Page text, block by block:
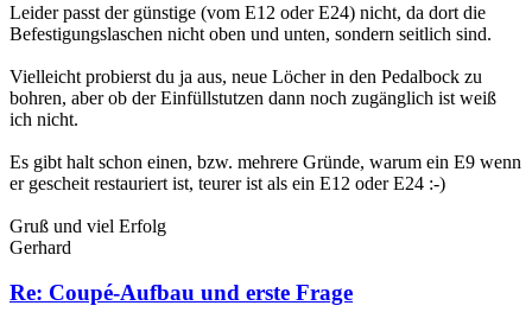
Leider passt der günstige (vom E12 oder E24) nicht, da dort die
Befestigungslaschen nicht oben und unten, sondern seitlich sind.
Vielleicht probierst du ja aus, neue Löcher in den Pedalbock zu
bohren, aber ob der Einfüllstutzen dann noch zugänglich ist weiß
ich nicht.
Es gibt halt schon einen, bzw. mehrere Gründe, warum ein E9 wenn
er gescheit restauriert ist, teurer ist als ein E12 oder E24 :-)
Gruß und viel Erfolg
Gerhard
Re: Coupé-Aufbau und erste Frage